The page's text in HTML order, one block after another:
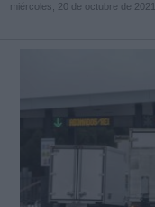
miércoles, 20 de octubre de 2021